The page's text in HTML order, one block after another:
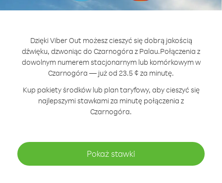
Dzięki Viber Out możesz cieszyć się dobrą jakością
dźwięku, dzwoniąc do Czarnogóra z Palau.Połączenia z
dowolnym numerem stacjonarnym lub komórkowym w
Czarnogóra — już od 23.5 ¢ za minutę.
Kup pakiety środków lub plan taryfowy, aby cieszyć się
najlepszymi stawkami za minutę połączenia z
Czarnogóra.
Pokaż stawki